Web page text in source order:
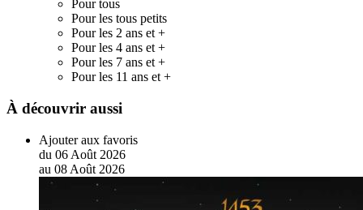
Pour tous
Pour les tous petits
Pour les 2 ans et +
Pour les 4 ans et +
Pour les 7 ans et +
Pour les 11 ans et +
À découvrir aussi
Ajouter aux favoris
du 06 Août 2026
au 08 Août 2026